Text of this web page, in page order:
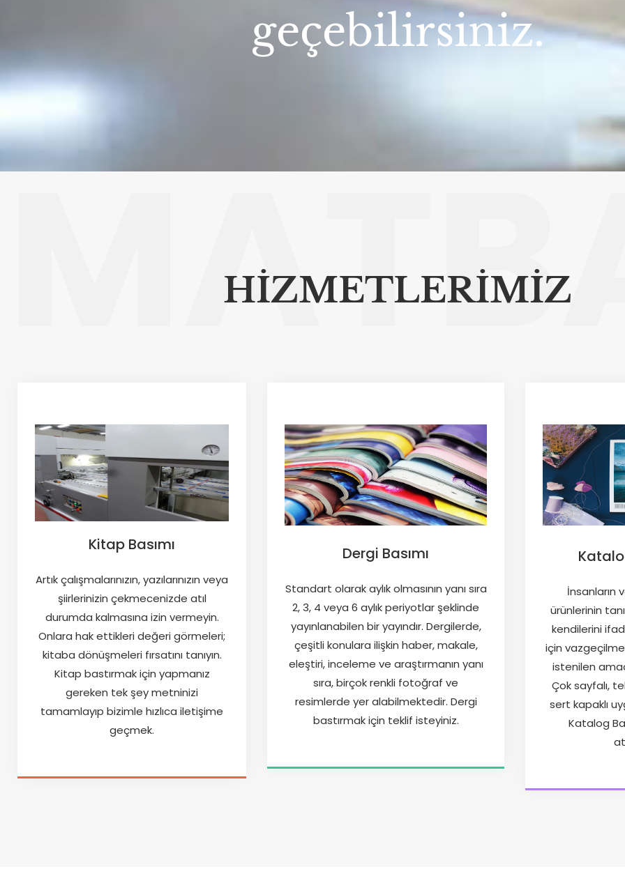
geçebilirsiniz.
HİZMETLERİMİZ
Kitap Basımı
Artık çalışmalarınızın, yazılarınızın veya
şiirlerinizin çekmecenizde atıl
durumda kalmasına izin vermeyin.
Onlara hak ettikleri değeri görmeleri;
kitaba dönüşmeleri fırsatını tanıyın.
Kitap bastırmak için yapmanız
gereken tek şey metninizi
tamamlayıp bizimle hızlıca iletişime
geçmek.
Dergi Basımı
Standart olarak aylık olmasının yanı sıra
2, 3, 4 veya 6 aylık periyotlar şeklinde
yayınlanabilen bir yayındır. Dergilerde,
çeşitli konulara ilişkin ha­ber, makale,
eleştiri, inceleme ve araştırma­nın yanı
sıra, birçok renkli fotoğraf ve
resimlerde yer alabilmektedir. Dergi
bastırmak için teklif isteyiniz.
İnsanların
ürünlerinin
kendilerini
için
istenilen
Çok sayfalı,
sert kapaklı
Katalog